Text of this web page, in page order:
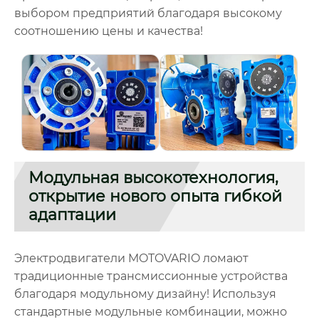
выбором предприятий благодаря высокому
соотношению цены и качества!
Модульная высокотехнология,
открытие нового опыта гибкой
адаптации
Электродвигатели MOTOVARIO ломают
традиционные трансмиссионные устройства
благодаря модульному дизайну! Используя
стандартные модульные комбинации, можно